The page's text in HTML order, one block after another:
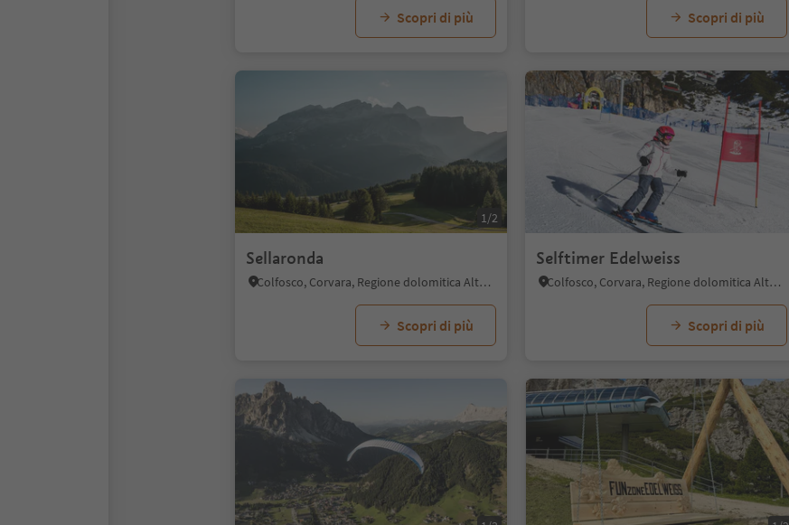
Scopri di più Scopri di più
1/2
Sellaronda
Colfosco, Corvara, Regione dolomitica Alta Badia
Scopri di più
Selftimer Edelweiss
Colfosco, Corvara, Regione dolomitica Alta Badia
Scopri di più